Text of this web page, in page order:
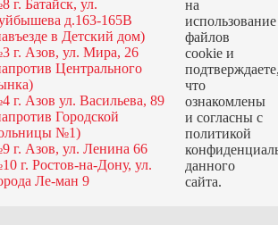
г. Батайск, ул.
д.163-165В
в Детский дом)
г. Азов, ул. Мира, 26
Центрального
г. Азов ул. Васильева, 89
Городской
№1)
г. Азов, ул. Ленина 66
г. Ростов-на-Дону, ул.
Ле-ман 9
на
использование
файлов
cookie и
что
ознакомлены
и согласны с
политикой
данного
сайта.